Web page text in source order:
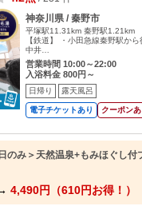
神奈川県 / 秦野市
平塚駅11.31km 秦野駅1.21km
【鉄道】 ・小田急線秦野駅か
中井…
営業時間 10:00～22:00
入浴料金 800円～
日帰り 露天風呂
電子チケットあり クーポンあ
のみ＞天然温泉+もみほぐし付
4,490円（610円お得！）